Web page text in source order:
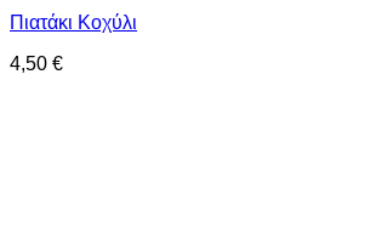
Πιατάκι Κοχύλι
4,50 €